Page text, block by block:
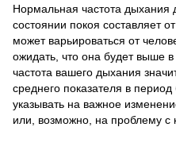
Нормальная частота дыхания
состоянии покоя составляет
может варьироваться от
ожидать, что она будет выше
частота вашего дыхания
среднего показателя в
указывать на важное
или, возможно, на проблему с